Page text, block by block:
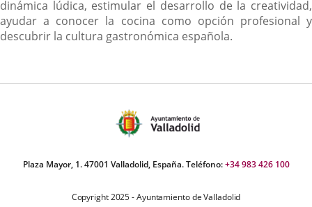
dinámica lúdica, estimular el desarrollo de la creatividad,
ayudar a conocer la cocina como opción profesional y
descubrir la cultura gastronómica española.
Plaza Mayor, 1. 47001 Valladolid, España. Teléfono:+34 983 426 100
Copyright 2025 - Ayuntamiento de Valladolid